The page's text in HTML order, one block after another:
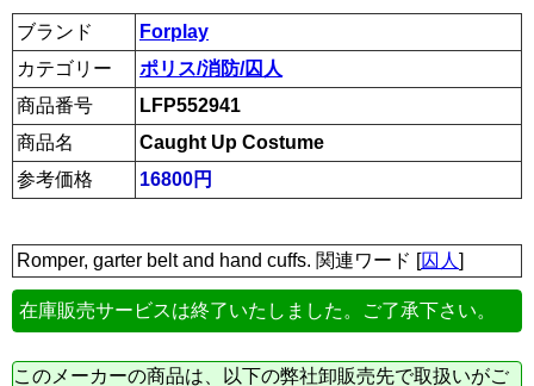
ブランド
Forplay
カテゴリー
ポリス/消防/囚人
商品番号
LFP552941
商品名
Caught Up Costume
参考価格
16800円
Romper, garter belt and hand cuffs. 関連ワード [囚人 ]
在庫販売サービスは終了いたしました。ご了承下さい。
このメーカーの商品は、以下の弊社卸販売先で取扱いがご